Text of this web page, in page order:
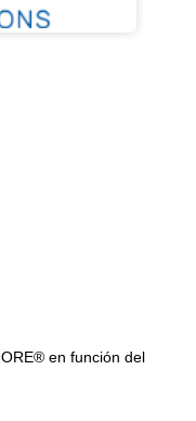
en función del